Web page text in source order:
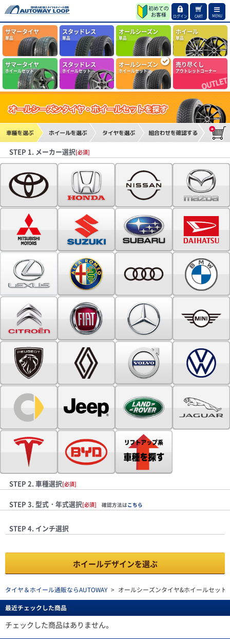
ログイン CART MENU
サマータイヤ
単品
スタッドレス
単品
オールシーズン
単品
ホイール
単品
サマータイヤ
ホイールセット
スタッドレス
ホイールセット
オールシーズン
ホイールセット
売り尽くし
アウトレットコーナー
STEP 1. メーカー選択[必須]
STEP 2. 車種選択[必須]
STEP 3. 型式・年式選択[必須] 確認方法はこちら
STEP 4. インチ選択
ホイールデザインを選ぶ
タイヤ＆ホイール通販ならAUTOWAY > オールシーズンタイヤ&ホイールセット
最近チェックした商品
チェックした商品はありません。